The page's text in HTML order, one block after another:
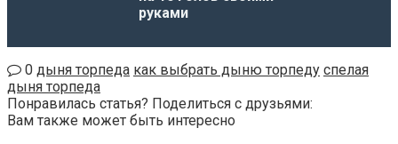
руками
0 дыня торпеда как выбрать дыню торпеду спелая
дыня торпеда
Понравилась статья? Поделиться с друзьями:
Вам также может быть интересно